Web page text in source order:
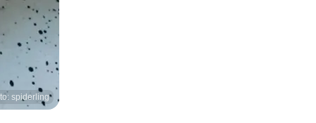
spiderling